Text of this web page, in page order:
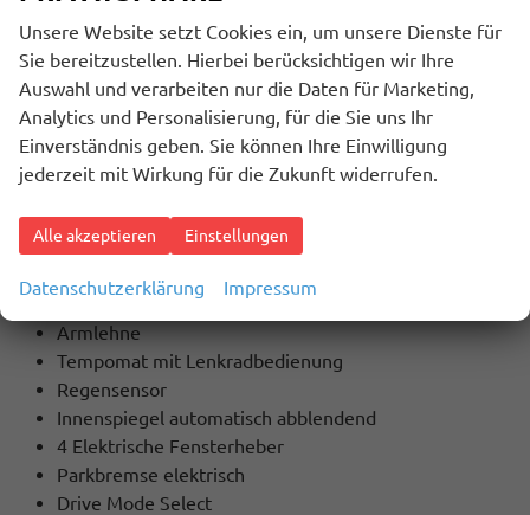
Innenausstattung
Schwarz
BESCHREIBUNG
Extras / Highlights:
Klimaautomatik
Alarmanlage
Lederlenkrad
Armlehne
Tempomat mit Lenkradbedienung
Regensensor
Innenspiegel automatisch abblendend
4 Elektrische Fensterheber
Parkbremse elektrisch
Drive Mode Select
Unsere Website setzt Cookies ein, um unsere Dienste für
Sie bereitzustellen. Hierbei berücksichtigen wir Ihre
Auswahl und verarbeiten nur die Daten für Marketing,
Analytics und Personalisierung, für die Sie uns Ihr
Einverständnis geben. Sie können Ihre Einwilligung
jederzeit mit Wirkung für die Zukunft widerrufen.
Alle akzeptieren Einstellungen
Datenschutzerklärung Impressum